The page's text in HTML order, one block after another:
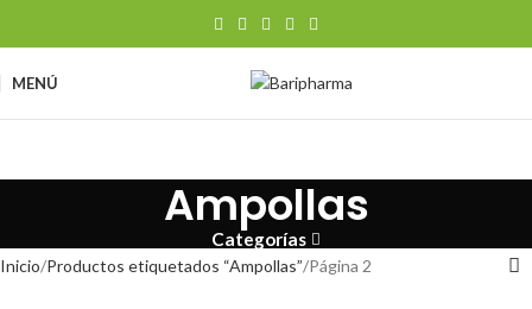
MENÚ
Ampollas
Categorías
Inicio Productos etiquetados “Ampollas” Página 2